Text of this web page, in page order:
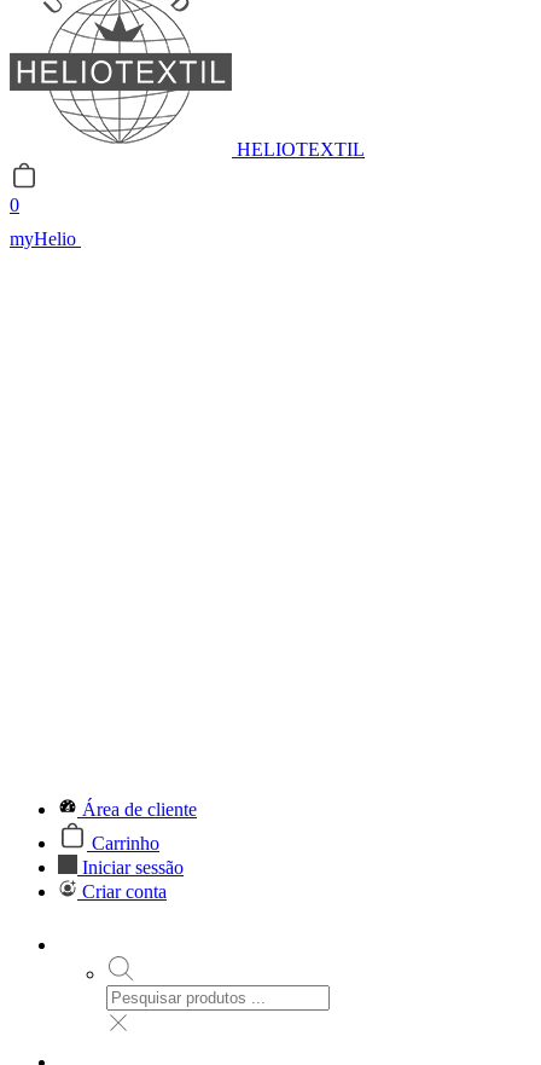
HELIOTEXTIL
0
myHelio
Área de cliente
Carrinho
Iniciar sessão
Criar conta